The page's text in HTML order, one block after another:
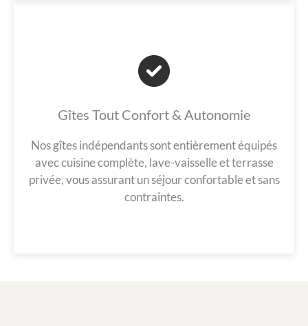
Gîtes Tout Confort & Autonomie
Nos gîtes indépendants sont entièrement équipés
avec cuisine complète, lave-vaisselle et terrasse
privée, vous assurant un séjour confortable et sans
contraintes.